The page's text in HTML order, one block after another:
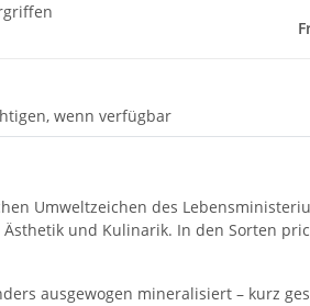
wenn verfügbar
Umweltzeichen des
und Kulinarik. In den Sorten
ausgewogen mineralisiert – kurz